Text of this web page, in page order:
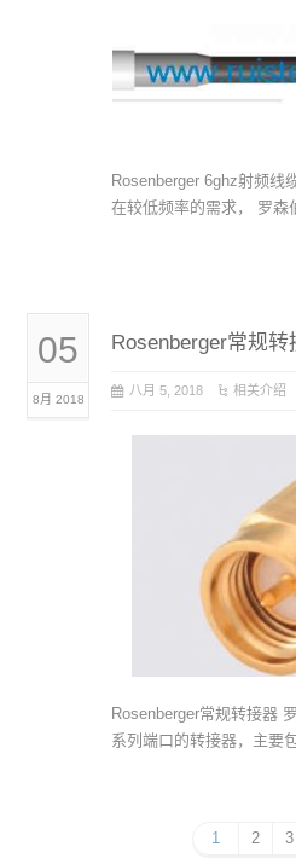
Rosenberger 6ghz射频线
在较低频率的需求， 罗
05
8月 2018
Rosenberger常规转
八月 5, 2018 相关介绍
Rosenberger常规转接器
系列端口的转接器，主要
1 2 3